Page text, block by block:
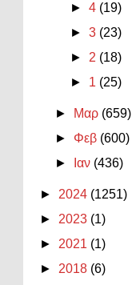
►4 (19)
►3 (23)
► 2 (18)
► 1 (25)
► Μαρ (659)
► Φεβ (600)
►
Ιαν (436)
► 2024 (1251)
► 2023 (1)
► 2021 (1)
► 2018 (6)